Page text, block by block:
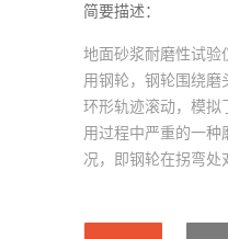
简要描述：
地面砂浆耐磨性试验
用钢轮，钢轮围绕磨
环形轨迹滚动，模拟
用过程中严重的一种
况，即钢轮在拐弯处